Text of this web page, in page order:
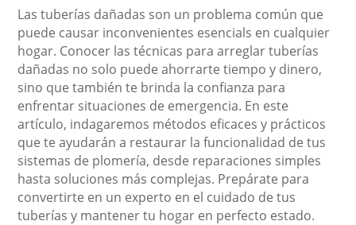
Las tuberías dañadas son un problema común que
puede causar inconvenientes esencials en cualquier
hogar. Conocer las técnicas para arreglar tuberías
dañadas no solo puede ahorrarte tiempo y dinero,
sino que también te brinda la confianza para
enfrentar situaciones de emergencia. En este
artículo, indagaremos métodos eficaces y prácticos
que te ayudarán a restaurar la funcionalidad de tus
sistemas de plomería, desde reparaciones simples
hasta soluciones más complejas. Prepárate para
convertirte en un experto en el cuidado de tus
tuberías y mantener tu hogar en perfecto estado.